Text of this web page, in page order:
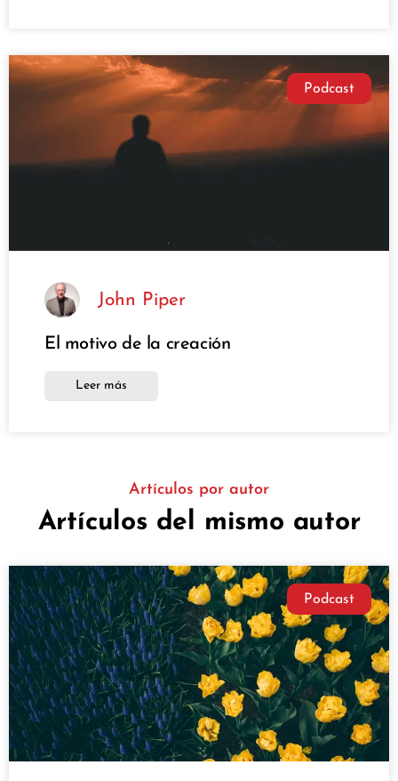
Podcast
John Piper
El motivo de la creación
Leer más
Artículos por autor
Artículos del mismo autor
Podcast